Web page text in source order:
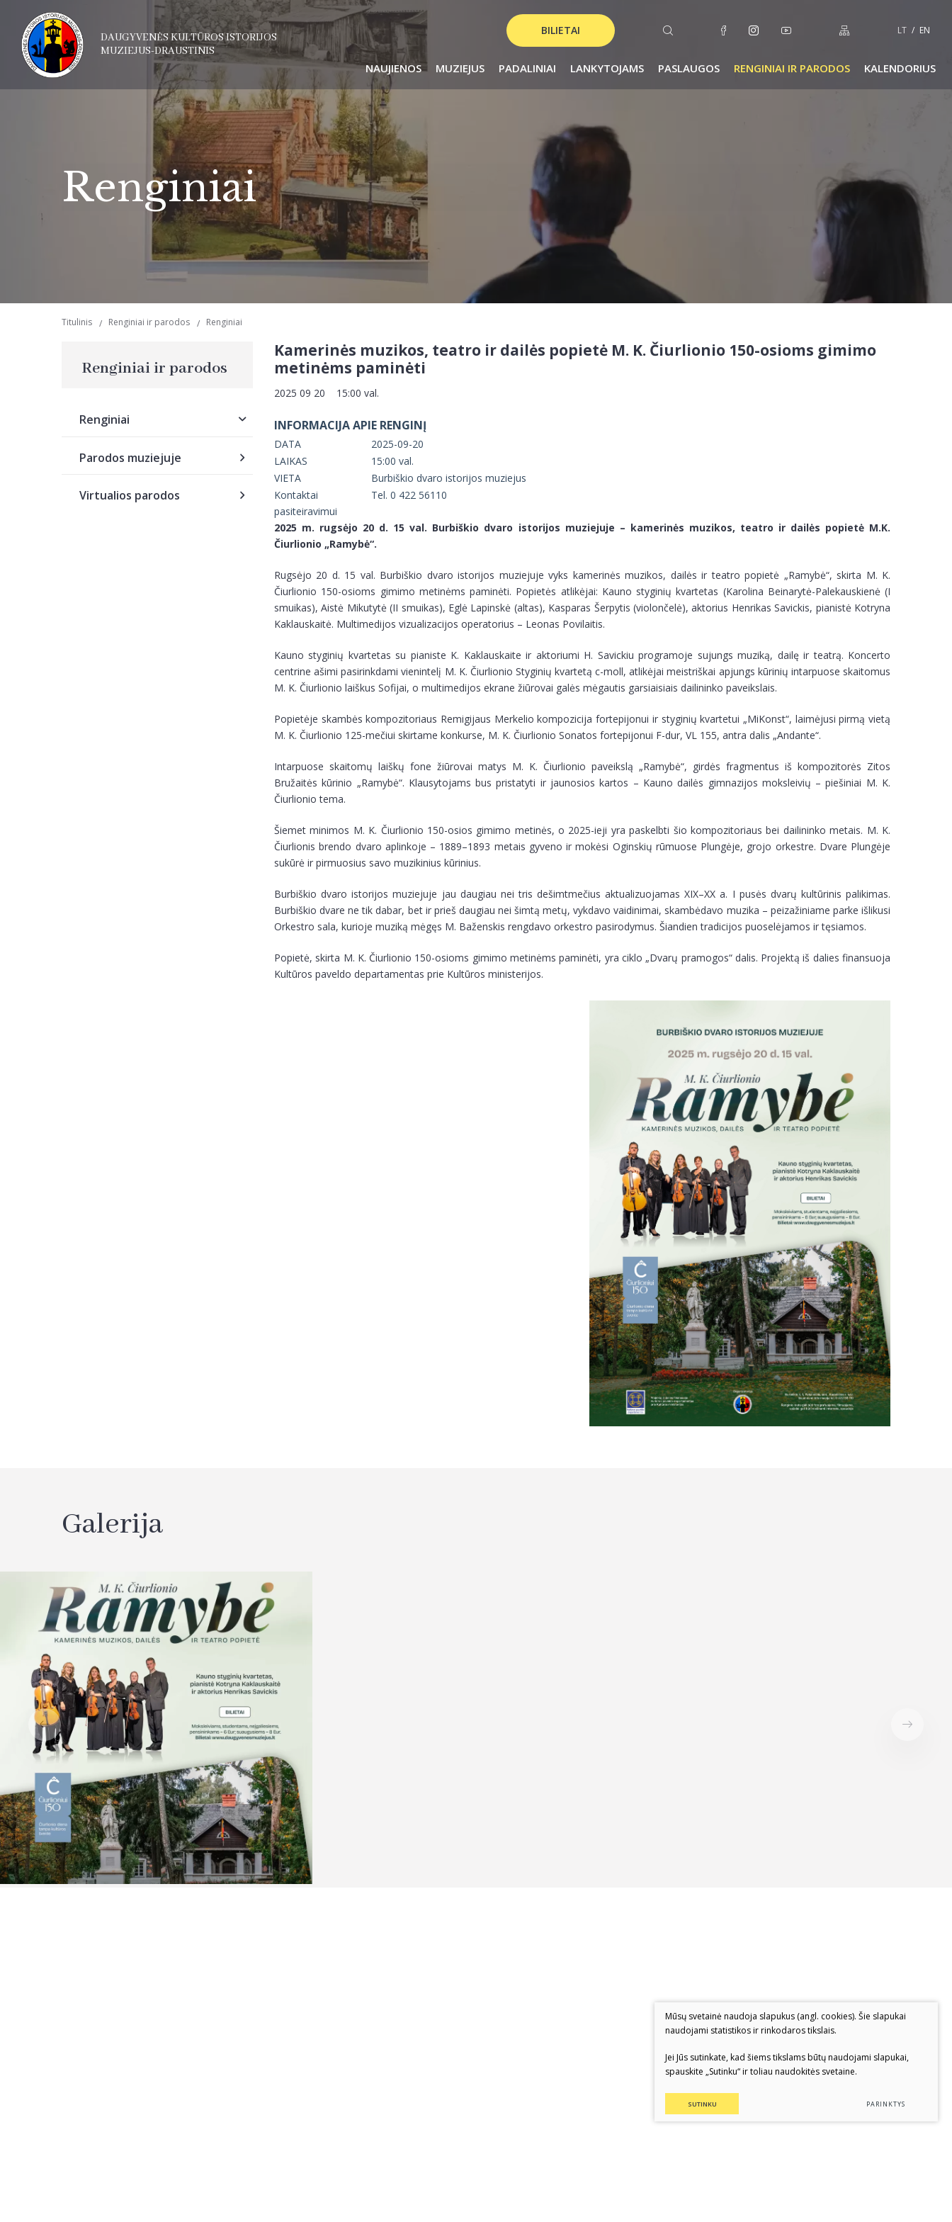
DAUGYVENĖS KULTŪROS ISTORIJOS
MUZIEJUS-DRAUSTINIS
BILIETAI LT EN
NAUJIENOS MUZIEJUS PADALINIAI LANKYTOJAMS PASLAUGOS RENGINIAI IR PARODOS KALENDORIUS
Renginiai
Titulinis Renginiai ir parodos Renginiai
Renginiai ir parodos
Renginiai
Parodos muziejuje
Virtualios parodos
Kamerinės muzikos, teatro ir dailės popietė M. K. Čiurlionio 150-osioms gimimo
metinėms paminėti
2025 09 20 15:00 val.
INFORMACIJA APIE RENGINĮ
DATA
2025-09-20
LAIKAS
15:00 val.
VIETA
Burbiškio dvaro istorijos muziejus
Kontaktai
pasiteiravimui
Tel. 0 422 56110
2025 m. rugsėjo 20 d. 15 val. Burbiškio dvaro istorijos muziejuje – kamerinės muzikos, teatro ir dailės popietė M.K.
Čiurlionio „Ramybė“.
Rugsėjo 20 d. 15 val. Burbiškio dvaro istorijos muziejuje vyks kamerinės muzikos, dailės ir teatro popietė „Ramybė“, skirta M. K.
Čiurlionio 150-osioms gimimo metinėms paminėti. Popietės atlikėjai: Kauno styginių kvartetas (Karolina Beinarytė-Palekauskienė (I
smuikas), Aistė Mikutytė (II smuikas), Eglė Lapinskė (altas), Kasparas Šerpytis (violončelė), aktorius Henrikas Savickis, pianistė Kotryna
Kaklauskaitė. Multimedijos vizualizacijos operatorius – Leonas Povilaitis.
Kauno styginių kvartetas su pianiste K. Kaklauskaite ir aktoriumi H. Savickiu programoje sujungs muziką, dailę ir teatrą. Koncerto
centrine ašimi pasirinkdami vienintelį M. K. Čiurlionio Styginių kvartetą c-moll, atlikėjai meistriškai apjungs kūrinių intarpuose skaitomus
M. K. Čiurlionio laiškus Sofijai, o multimedijos ekrane žiūrovai galės mėgautis garsiaisiais dailininko paveikslais.
Popietėje skambės kompozitoriaus Remigijaus Merkelio kompozicija fortepijonui ir styginių kvartetui „MiKonst“, laimėjusi pirmą vietą
M. K. Čiurlionio 125-mečiui skirtame konkurse, M. K. Čiurlionio Sonatos fortepijonui F-dur, VL 155, antra dalis „Andante“.
Intarpuose skaitomų laiškų fone žiūrovai matys M. K. Čiurlionio paveikslą „Ramybė“, girdės fragmentus iš kompozitorės Zitos
Bružaitės kūrinio „Ramybė“. Klausytojams bus pristatyti ir jaunosios kartos – Kauno dailės gimnazijos moksleivių – piešiniai M. K.
Čiurlionio tema.
Šiemet minimos M. K. Čiurlionio 150-osios gimimo metinės, o 2025-ieji yra paskelbti šio kompozitoriaus bei dailininko metais. M. K.
Čiurlionis brendo dvaro aplinkoje – 1889–1893 metais gyveno ir mokėsi Oginskių rūmuose Plungėje, grojo orkestre. Dvare Plungėje
sukūrė ir pirmuosius savo muzikinius kūrinius.
Burbiškio dvaro istorijos muziejuje jau daugiau nei tris dešimtmečius aktualizuojamas XIX–XX a. I pusės dvarų kultūrinis palikimas.
Burbiškio dvare ne tik dabar, bet ir prieš daugiau nei šimtą metų, vykdavo vaidinimai, skambėdavo muzika – peizažiniame parke išlikusi
Orkestro sala, kurioje muziką mėgęs M. Baženskis rengdavo orkestro pasirodymus. Šiandien tradicijos puoselėjamos ir tęsiamos.
Popietė, skirta M. K. Čiurlionio 150-osioms gimimo metinėms paminėti, yra ciklo „Dvarų pramogos“ dalis. Projektą iš dalies finansuoja
Kultūros paveldo departamentas prie Kultūros ministerijos.
Galerija
Mūsų svetainė naudoja slapukus (angl. cookies). Šie slapukai
naudojami statistikos ir rinkodaros tikslais.
Jei Jūs sutinkate, kad šiems tikslams būtų naudojami slapukai,
spauskite „Sutinku“ ir toliau naudokitės svetaine.
SUTINKU PARINKTYS